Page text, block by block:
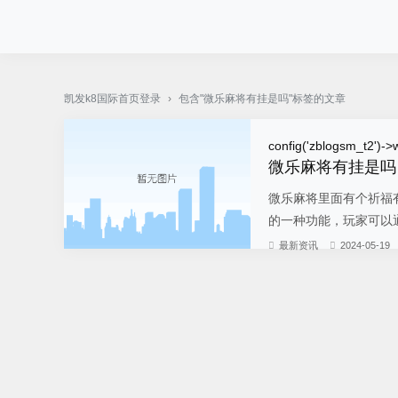
凯发k8国际首页登录 › 包含"微乐麻将有挂是吗"标签的文章
config('zblogsm_t2')-
微乐麻将有挂是
微乐麻将里面有个祈福
的一种功能，玩家可
最新资讯 2024-05-19